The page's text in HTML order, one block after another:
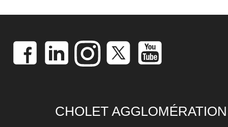
CHOLET AGGLOMÉRATION